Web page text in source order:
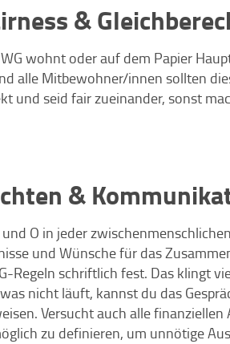
&
wohnt oder auf dem Papier
alle Mitbewohner/innen sollten
und seid fair zueinander, sonst
&
O in jeder
und Wünsche für das
Regeln schriftlich fest. Das klingt
nicht läuft, kannst du das
Versucht auch alle
zu definieren, um unnötige